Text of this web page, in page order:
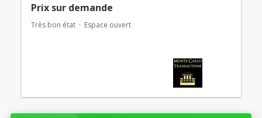
Prix ​​sur demande
Très bon état Espace ouvert